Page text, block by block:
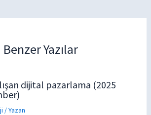
Benzer Yazılar
dijital pazarlama (2025
/ Yazan